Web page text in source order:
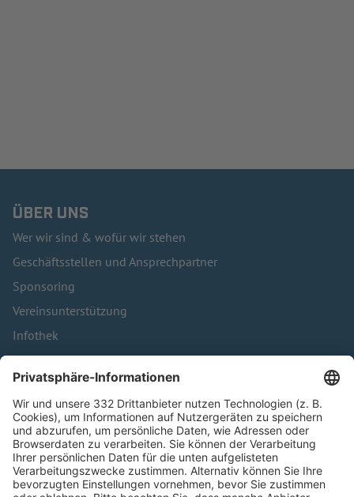
ÜBER UNS
Wer wir sind & wofür wir stehen
Geschäftsstellen und Ansprechpartner
Sponsoring
Vereinsunterstützung
Infothek
Kontakt
HÄUFIG BESUCHTE SEITEN
Pässe und Vereinswechsel
Trainerausbildung
Schulungsangebot Vereinsmitarbeiter